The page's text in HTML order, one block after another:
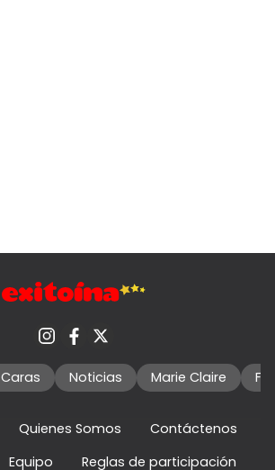
Caras Noticias Marie Claire
Quienes Somos
Contáctenos
Equipo Reglas de participación